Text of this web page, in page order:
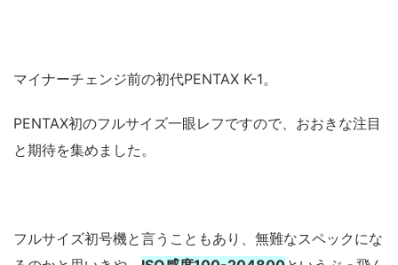
マイナーチェンジ前の初代PENTAX K-1。
PENTAX初のフルサイズ一眼レフですので、おおきな注目
と期待を集めました。
フルサイズ初号機と言うこともあり、無難なスペックにな